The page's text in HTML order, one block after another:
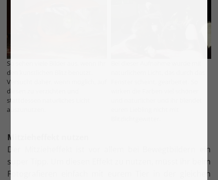
So sehen viele Bilder aus, wenn ihr
den künstlichen Blitz benutzt.
Versucht daher, wenn möglich, auf
diesen zu verzichten und
stattdessen natürliches Licht
auszunutzen.
Mitzieheffekt nutzen
Der Mitzieheffekt ist vor allem bei Bewegtbildern ein
super Tipp. Um diesen Effekt zu nutzen, müsst ihr beim
Fotografieren einfach mit eurem Tier in der gleichen